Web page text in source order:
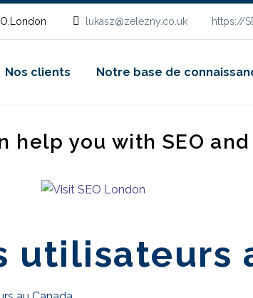
lukasz@zelezny.co.uk https://
Nos clients Notre base de
help you with SEO
utilisateurs